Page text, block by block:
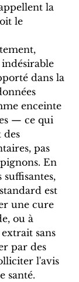
la
le
dans la
enceinte
— ce qui
des
pas
En
suffisantes,
est
une cure
ou à
sans
par des
l'avis
santé.